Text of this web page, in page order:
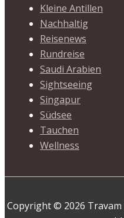
Kleine Antillen
Nachhaltig
Reisenews
Rundreise
Saudi Arabien
Sightseeing
Singapur
Südsee
Tauchen
Wellness
Copyright © 2026